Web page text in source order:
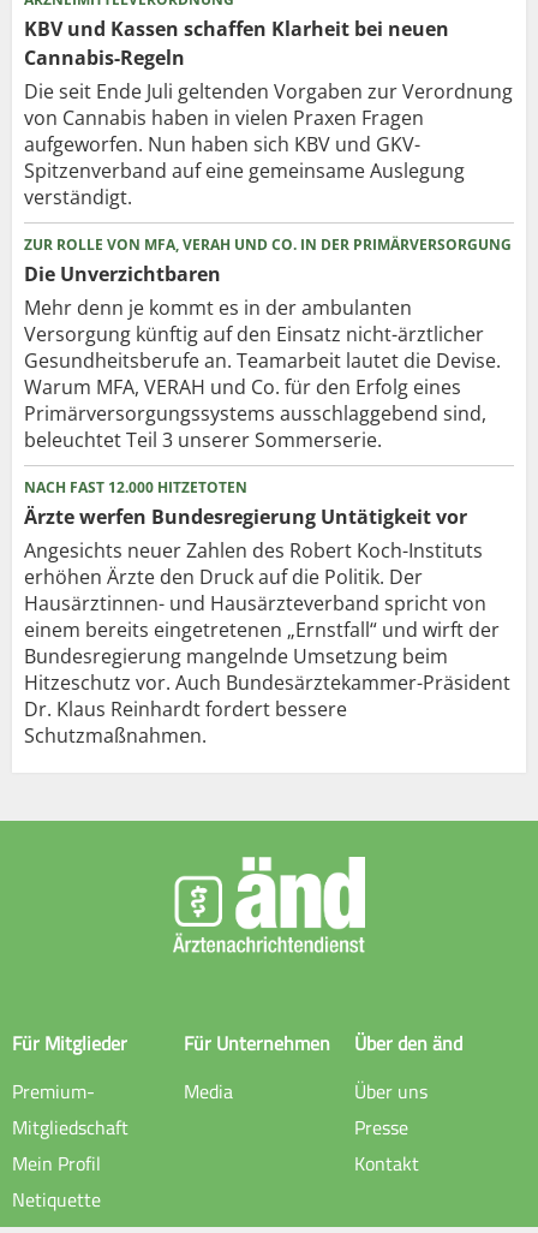
KBV und Kassen schaffen Klarheit bei neuen
Cannabis-Regeln
Die seit Ende Juli geltenden Vorgaben zur Verordnung
von Cannabis haben in vielen Praxen Fragen
aufgeworfen. Nun haben sich KBV und GKV-
Spitzenverband auf eine gemeinsame Auslegung
verständigt.
ZUR ROLLE VON MFA, VERAH UND CO. IN DER PRIMÄRVERSORGUNG
Die Unverzichtbaren
Mehr denn je kommt es in der ambulanten
Versorgung künftig auf den Einsatz nicht-ärztlicher
Gesundheitsberufe an. Teamarbeit lautet die Devise.
Warum MFA, VERAH und Co. für den Erfolg eines
Primärversorgungssystems ausschlaggebend sind,
beleuchtet Teil 3 unserer Sommerserie.
NACH FAST 12.000 HITZETOTEN
Ärzte werfen Bundesregierung Untätigkeit vor
Angesichts neuer Zahlen des Robert Koch-Instituts
erhöhen Ärzte den Druck auf die Politik. Der
Hausärztinnen- und Hausärzteverband spricht von
einem bereits eingetretenen „Ernstfall“ und wirft der
Bundesregierung mangelnde Umsetzung beim
Hitzeschutz vor. Auch Bundesärztekammer-Präsident
Dr. Klaus Reinhardt fordert bessere
Schutzmaßnahmen.
Für Mitglieder
Premium-
Mitgliedschaft
Mein Profil
Netiquette
Für Unternehmen
Media
Über den änd
Über uns
Presse
Kontakt